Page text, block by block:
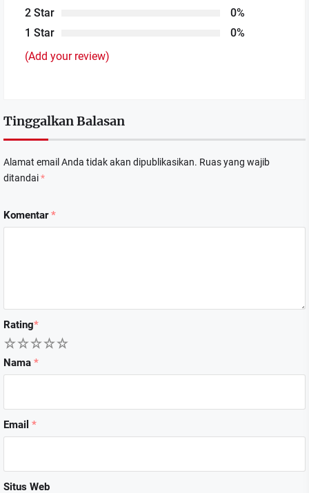
2 Star
0%
1 Star
0%
(Add your review)
Tinggalkan Balasan
Alamat email Anda tidak akan dipublikasikan. Ruas yang wajib
ditandai*
Komentar*
Rating*
5
4
3
2
Nama *
Email *
Situs Web